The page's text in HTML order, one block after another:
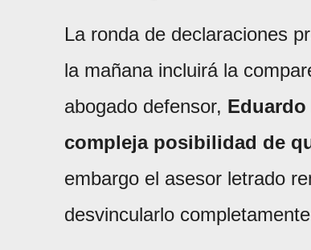
La ronda de declaraciones
la mañana incluirá la
abogado defensor,
compleja posibilidad de
embargo el asesor letrado
desvincularlo